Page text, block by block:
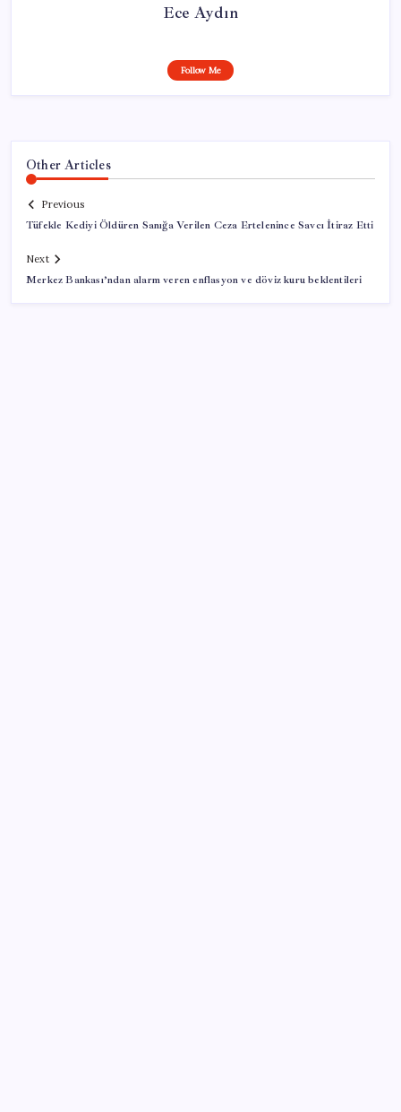
Ece Aydın
Follow Me
Other Articles
Previous
Tüfekle Kediyi Öldüren Sanığa Verilen Ceza Ertelenince Savcı İtiraz Etti
Next
Merkez Bankası’ndan alarm veren enflasyon ve döviz kuru beklentileri